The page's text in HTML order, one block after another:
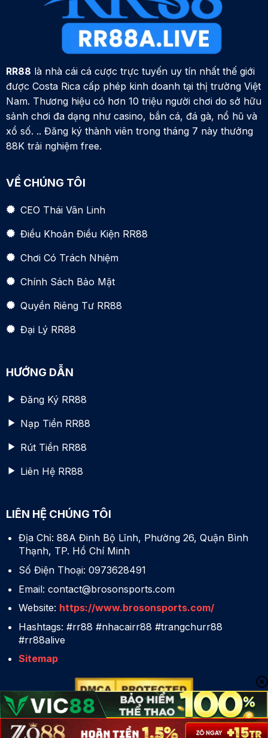
RR88 là nhà cái cá cược trực tuyến uy tín nhất thế giới
được Costa Rica cấp phép kinh doanh tại thị trường Việt
Nam. Thương hiệu có hơn 10 triệu người chơi do sở hữu
sảnh chơi đa dạng như casino, bắn cá, đá gà, nổ hũ và
xổ số. .. Đăng ký thành viên trong tháng 7 này thưởng
88K trải nghiệm free.
VỀ CHÚNG TÔI
CEO Thái Vân Linh
Điều Khoản Điều Kiện RR88
Chơi Có Trách Nhiệm
Chính Sách Bảo Mật
Quyền Riêng Tư RR88
Đại Lý RR88
HƯỚNG DẪN
Đăng Ký RR88
Nạp Tiền RR88
Rút Tiền RR88
Liên Hệ RR88
LIÊN HỆ CHÚNG TÔI
Địa Chỉ: 88A Đinh Bộ Lĩnh, Phường 26, Quận Bình
Thạnh, TP. Hồ Chí Minh
Số Điện Thoại: 0973628491
Email: contact@brosonsports.com
Website: https://www.brosonsports.com/
Hashtags: #rr88 #nhacairr88 #trangchurr88
#rr88alive
Sitemap
Copyright 2025 © RR88 - Reverse